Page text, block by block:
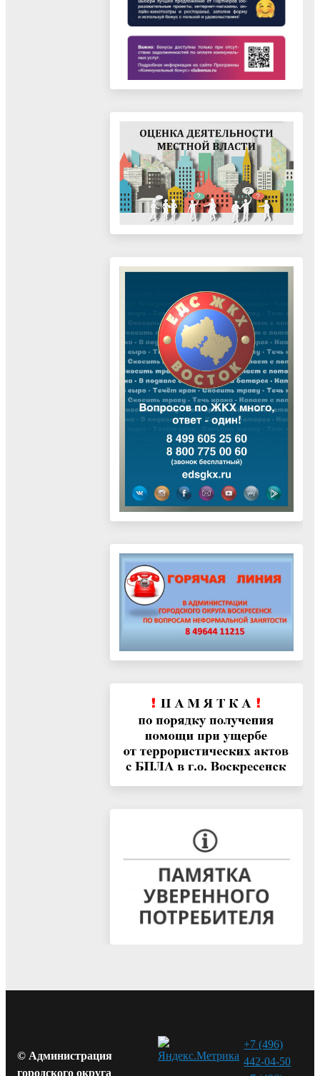
© Администрация
городского округа
+7 (496)
442-04-50